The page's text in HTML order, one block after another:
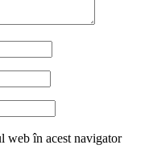
web în acest navigator